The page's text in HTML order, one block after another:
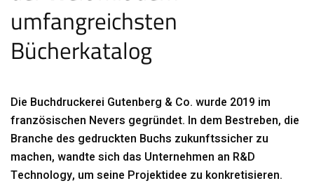
umfangreichsten
Bücherkatalog
Die Buchdruckerei Gutenberg & Co. wurde 2019 im
französischen Nevers gegründet. In dem Bestreben, die
Branche des gedruckten Buchs zukunftssicher zu
machen, wandte sich das Unternehmen an R&D
Technology, um seine Projektidee zu konkretisieren.